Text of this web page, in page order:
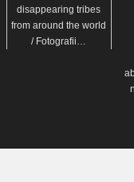
disappearing tribes
from around the world
/ Fotografii…